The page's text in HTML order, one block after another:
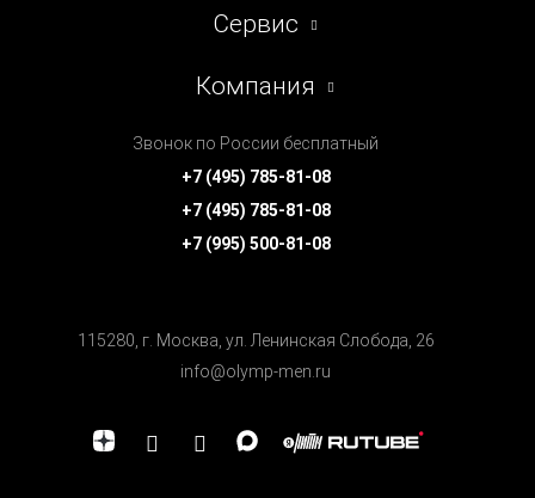
Сервис
Компания
Звонок по России бесплатный
+7 (495) 785-81-08
+7 (495) 785-81-08
+7 (995) 500-81-08
115280, г. Москва, ул. Ленинская Cлобода, 26
info@olymp-men.ru